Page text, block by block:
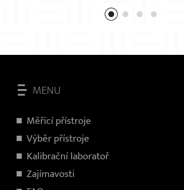
MENU
Měřicí přístroje
Výběr přístroje
Kalibrační laboratoř
Zajímavosti